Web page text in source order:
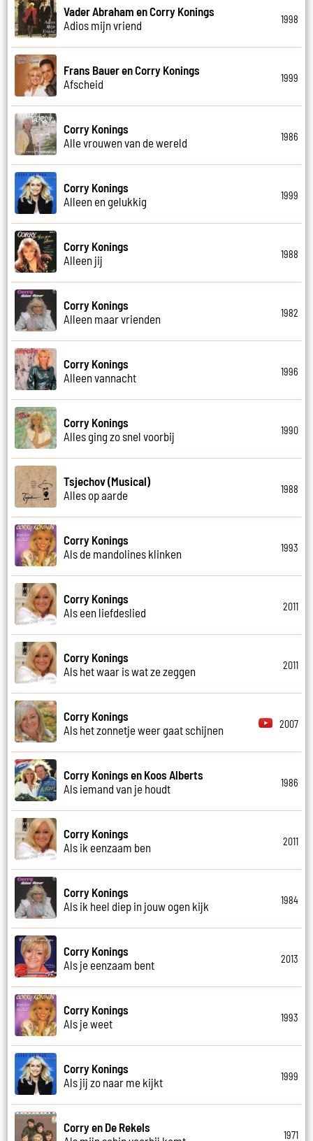
Vader Abraham en Corry Konings
Adios mijn vriend
1998
Frans Bauer en Corry Konings
Afscheid
1999
Corry Konings
Alle vrouwen van de wereld
1986
Corry Konings
Alleen en gelukkig
1999
Corry Konings
Alleen jij
1988
Corry Konings
Alleen maar vrienden
1982
Corry Konings
Alleen vannacht
1996
Corry Konings
Alles ging zo snel voorbij
1990
Tsjechov (Musical)
Alles op aarde
1988
Corry Konings
Als de mandolines klinken
1993
Corry Konings
Als een liefdeslied
2011
Corry Konings
Als het waar is wat ze zeggen
2011
Corry Konings
Als het zonnetje weer gaat schijnen
2007
Corry Konings en Koos Alberts
Als iemand van je houdt
1986
Corry Konings
Als ik eenzaam ben
2011
Corry Konings
Als ik heel diep in jouw ogen kijk
1984
Corry Konings
Als je eenzaam bent
2013
Corry Konings
Als je weet
1993
Corry Konings
Als jij zo naar me kijkt
1999
Corry en De Rekels
1971